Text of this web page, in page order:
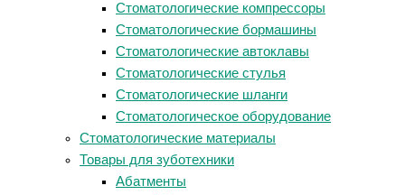
Стоматологические компрессоры
Стоматологические бормашины
Стоматологические автоклавы
Стоматологические стулья
Стоматологические шланги
Стоматологическое оборудование
Стоматологические материалы
Товары для зуботехники
Абатменты